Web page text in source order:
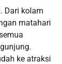
Dari kolam
matahari
ke atraksi